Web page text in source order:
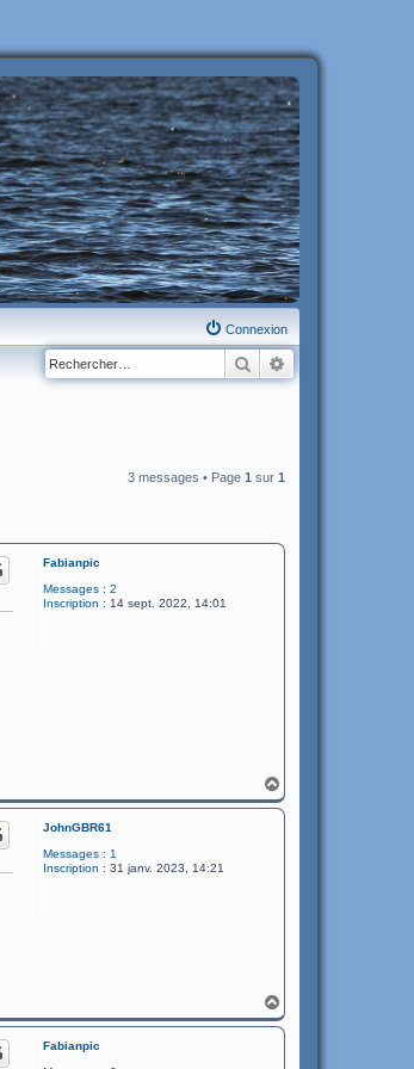
Connexion
Rechercher
3 messages • Page 1 sur 1
Fabianpic
Messages : 2
Inscription : 14 sept. 2022, 14:01
a
u
JohnGBR61
Messages : 1
Inscription : 31 janv. 2023, 14:21
a
u
Fabianpic